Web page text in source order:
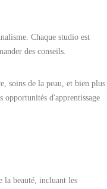
Chaque studio est
des conseils.
soins de la peau, et bien plus
opportunités d'apprentissage
la beauté, incluant les